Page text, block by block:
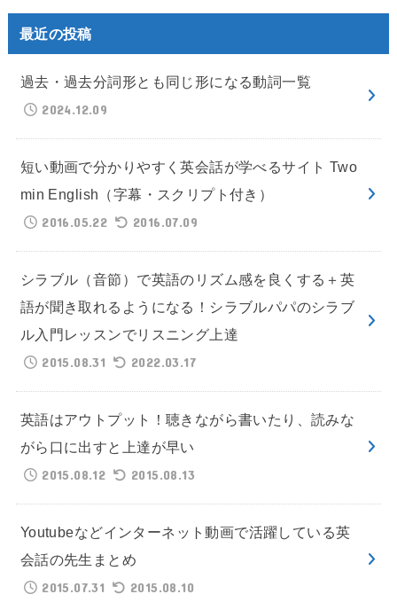
最近の投稿
過去・過去分詞形とも同じ形になる動詞一覧
2024.12.09
短い動画で分かりやすく英会話が学べるサイト Two
min English（字幕・スクリプト付き）
2016.05.22
2016.07.09
シラブル（音節）で英語のリズム感を良くする＋英
語が聞き取れるようになる！シラブルパパのシラブ
ル入門レッスンでリスニング上達
2015.08.31
2022.03.17
英語はアウトプット！聴きながら書いたり、読みな
がら口に出すと上達が早い
2015.08.12
2015.08.13
Youtubeなどインターネット動画で活躍している英
会話の先生まとめ
2015.07.31
2015.08.10